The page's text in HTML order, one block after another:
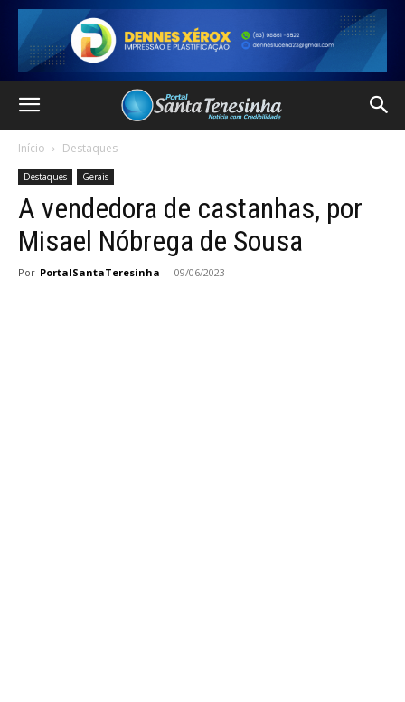
Início Destaques
Destaques Gerais
A vendedora de castanhas, por
Misael Nóbrega de Sousa
Por PortalSantaTeresinha - 09/06/2023